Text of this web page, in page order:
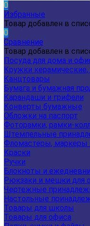
0
Избранные
Товар добавлен в
0
Сравнение
Товар добавлен в
Посуда для дома и
Кружки керамические,
Канцтовары
Бумага и бумажная
Карандаши и грифели
Конверты бумажные
Обложки на паспорт
Фоторамки, рамки-
Штемпельные
Фломастеры, маркеры
Краски
Ручки
Блокноты и
Рюкзаки и мешки для
Чертежные
Настольные
Товары для школы
Товары для офиса